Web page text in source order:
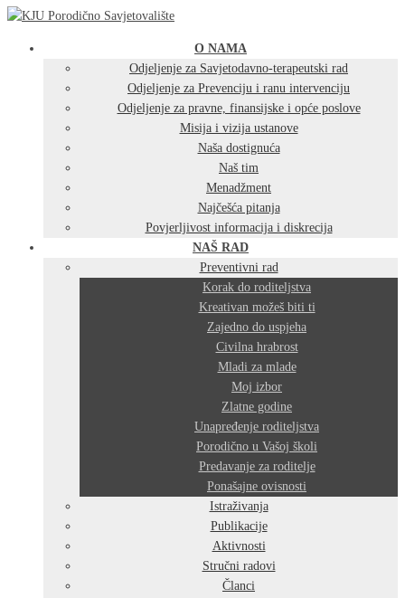
O NAMA
Odjeljenje za Savjetodavno-terapeutski rad
Odjeljenje za Prevenciju i ranu intervenciju
Odjeljenje za pravne, finansijske i opće poslove
Misija i vizija ustanove
Naša dostignuća
Naš tim
Menadžment
Najčešća pitanja
Povjerljivost informacija i diskrecija
NAŠ RAD
Preventivni rad
Korak do roditeljstva
Kreativan možeš biti ti
Zajedno do uspjeha
Civilna hrabrost
Mladi za mlade
Moj izbor
Zlatne godine
Unapređenje roditeljstva
Porodično u Vašoj školi
Predavanje za roditelje
Ponašajne ovisnosti
Istraživanja
Publikacije
Aktivnosti
Stručni radovi
Članci